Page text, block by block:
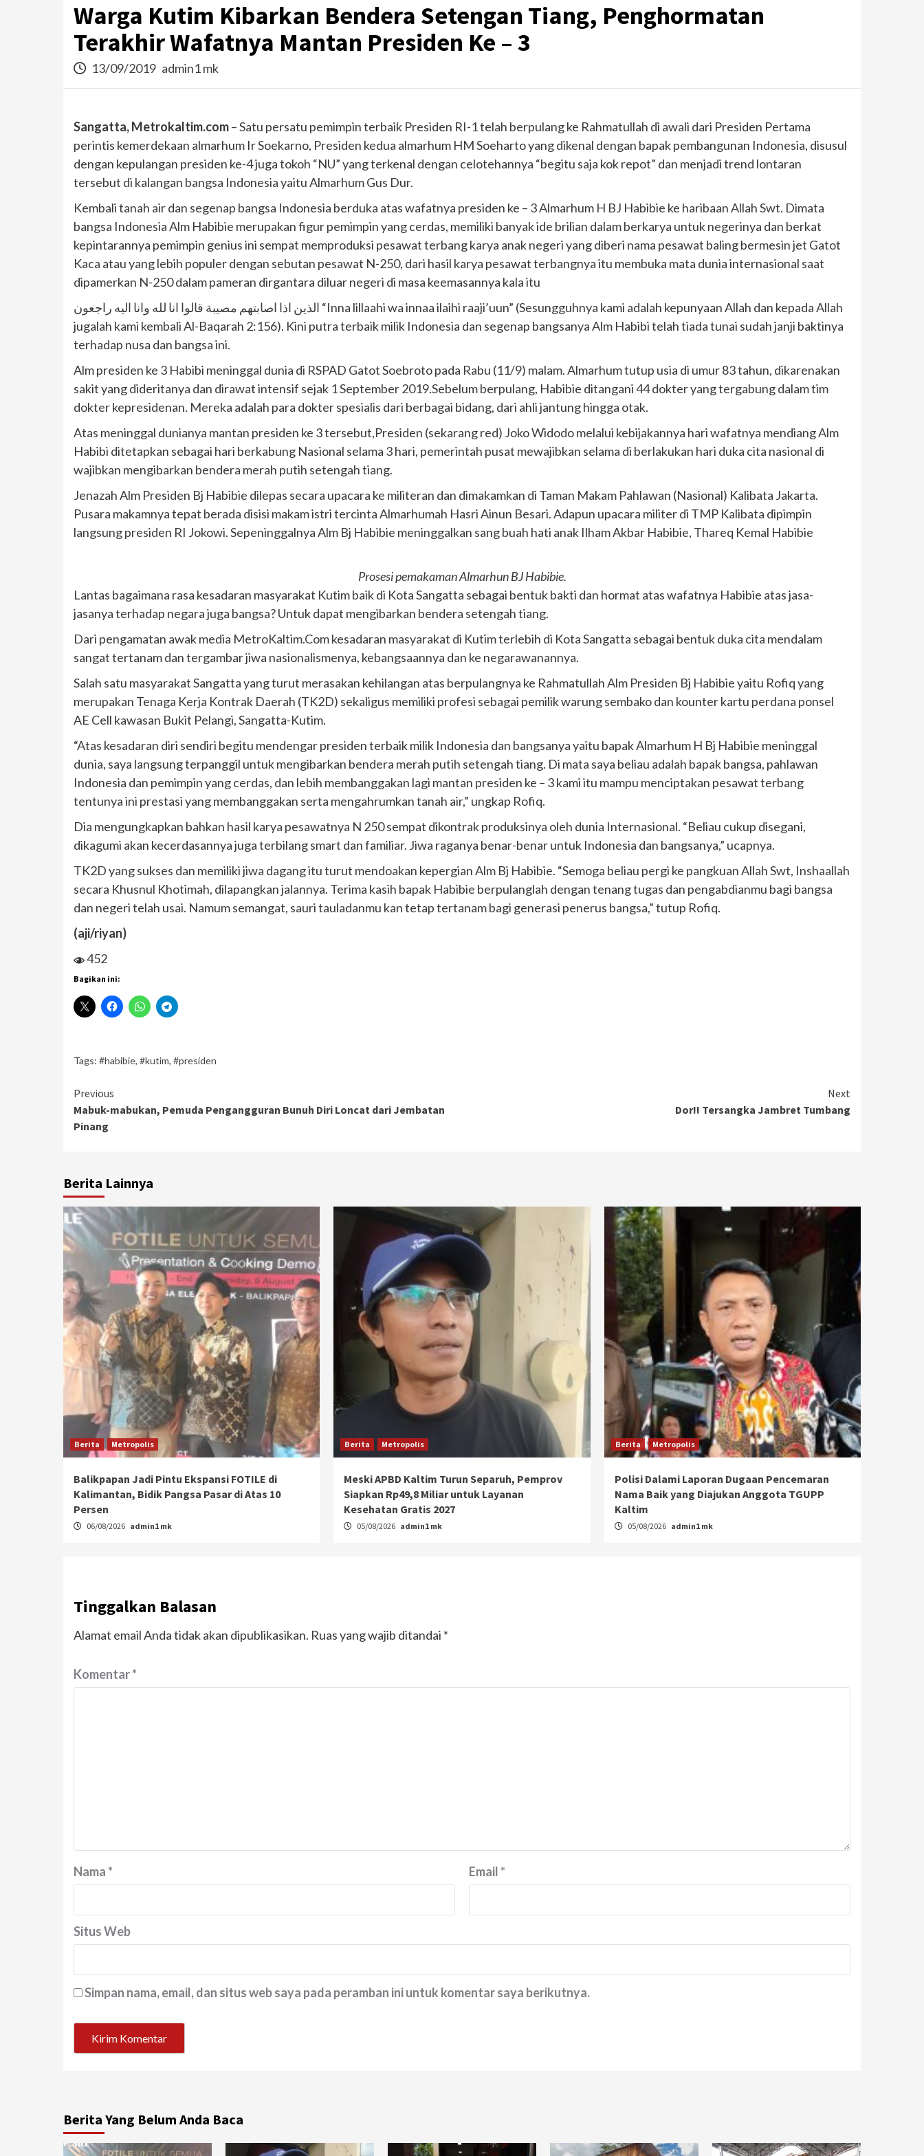
Warga Kutim Kibarkan Bendera Setengan Tiang, Penghormatan
Terakhir Wafatnya Mantan Presiden Ke – 3
13/09/2019 admin1 mk
Sangatta, Metrokaltim.com– Satu persatu pemimpin terbaik Presiden RI-1 telah berpulang ke Rahmatullah di awali dari Presiden Pertama
perintis kemerdekaan almarhum Ir Soekarno, Presiden kedua almarhum HM Soeharto yang dikenal dengan bapak pembangunan Indonesia, disusul
dengan kepulangan presiden ke-4 juga tokoh “NU” yang terkenal dengan celotehannya “begitu saja kok repot” dan menjadi trend lontaran
tersebut di kalangan bangsa Indonesia yaitu Almarhum Gus Dur.
Kembali tanah air dan segenap bangsa Indonesia berduka atas wafatnya presiden ke – 3 Almarhum H BJ Habibie ke haribaan Allah Swt. Dimata
bangsa Indonesia Alm Habibie merupakan figur pemimpin yang cerdas, memiliki banyak ide brilian dalam berkarya untuk negerinya dan berkat
kepintarannya pemimpin genius ini sempat memproduksi pesawat terbang karya anak negeri yang diberi nama pesawat baling bermesin jet Gatot
Kaca atau yang lebih populer dengan sebutan pesawat N-250, dari hasil karya pesawat terbangnya itu membuka mata dunia internasional saat
dipamerkan N-250 dalam pameran dirgantara diluar negeri di masa keemasannya kala itu
الذين اذا اصابتهم مصيبة قالوا انا لله وانا اليه راجعون “Inna lillaahi wa innaa ilaihi raaji’uun” (Sesungguhnya kami adalah kepunyaan Allah dan kepada Allah
jugalah kami kembali Al-Baqarah 2:156). Kini putra terbaik milik Indonesia dan segenap bangsanya Alm Habibi telah tiada tunai sudah janji baktinya
terhadap nusa dan bangsa ini.
Alm presiden ke 3 Habibi meninggal dunia di RSPAD Gatot Soebroto pada Rabu (11/9) malam. Almarhum tutup usia di umur 83 tahun, dikarenakan
sakit yang dideritanya dan dirawat intensif sejak 1 September 2019.Sebelum berpulang, Habibie ditangani 44 dokter yang tergabung dalam tim
dokter kepresidenan. Mereka adalah para dokter spesialis dari berbagai bidang, dari ahli jantung hingga otak.
Atas meninggal dunianya mantan presiden ke 3 tersebut,Presiden (sekarang red) Joko Widodo melalui kebijakannya hari wafatnya mendiang Alm
Habibi ditetapkan sebagai hari berkabung Nasional selama 3 hari, pemerintah pusat mewajibkan selama di berlakukan hari duka cita nasional di
wajibkan mengibarkan bendera merah putih setengah tiang.
Jenazah Alm Presiden Bj Habibie dilepas secara upacara ke militeran dan dimakamkan di Taman Makam Pahlawan (Nasional) Kalibata Jakarta.
Pusara makamnya tepat berada disisi makam istri tercinta Almarhumah Hasri Ainun Besari. Adapun upacara militer di TMP Kalibata dipimpin
langsung presiden RI Jokowi. Sepeninggalnya Alm Bj Habibie meninggalkan sang buah hati anak Ilham Akbar Habibie, Thareq Kemal Habibie
Prosesi pemakaman Almarhun BJ Habibie.
Lantas bagaimana rasa kesadaran masyarakat Kutim baik di Kota Sangatta sebagai bentuk bakti dan hormat atas wafatnya Habibie atas jasa-
jasanya terhadap negara juga bangsa? Untuk dapat mengibarkan bendera setengah tiang.
Dari pengamatan awak media MetroKaltim.Com kesadaran masyarakat di Kutim terlebih di Kota Sangatta sebagai bentuk duka cita mendalam
sangat tertanam dan tergambar jiwa nasionalismenya, kebangsaannya dan ke negarawanannya.
Salah satu masyarakat Sangatta yang turut merasakan kehilangan atas berpulangnya ke Rahmatullah Alm Presiden Bj Habibie yaitu Rofiq yang
merupakan Tenaga Kerja Kontrak Daerah (TK2D) sekaligus memiliki profesi sebagai pemilik warung sembako dan kounter kartu perdana ponsel
AE Cell kawasan Bukit Pelangi, Sangatta-Kutim.
“Atas kesadaran diri sendiri begitu mendengar presiden terbaik milik Indonesia dan bangsanya yaitu bapak Almarhum H Bj Habibie meninggal
dunia, saya langsung terpanggil untuk mengibarkan bendera merah putih setengah tiang. Di mata saya beliau adalah bapak bangsa, pahlawan
Indonesia dan pemimpin yang cerdas, dan lebih membanggakan lagi mantan presiden ke – 3 kami itu mampu menciptakan pesawat terbang
tentunya ini prestasi yang membanggakan serta mengahrumkan tanah air,” ungkap Rofiq.
Dia mengungkapkan bahkan hasil karya pesawatnya N 250 sempat dikontrak produksinya oleh dunia Internasional. “Beliau cukup disegani,
dikagumi akan kecerdasannya juga terbilang smart dan familiar. Jiwa raganya benar-benar untuk Indonesia dan bangsanya,” ucapnya.
TK2D yang sukses dan memiliki jiwa dagang itu turut mendoakan kepergian Alm Bj Habibie. “Semoga beliau pergi ke pangkuan Allah Swt, Inshaallah
secara Khusnul Khotimah, dilapangkan jalannya. Terima kasih bapak Habibie berpulanglah dengan tenang tugas dan pengabdianmu bagi bangsa
dan negeri telah usai. Namum semangat, sauri tauladanmu kan tetap tertanam bagi generasi penerus bangsa,” tutup Rofiq.
(aji/riyan)
452
Bagikan ini:
Tags: #habibie, #kutim, #presiden
Continue
Reading
Previous
Mabuk-mabukan, Pemuda Pengangguran Bunuh Diri Loncat dari Jembatan
Pinang
Next
Dor!! Tersangka Jambret Tumbang
Berita Lainnya
Berita Metropolis
Balikpapan Jadi Pintu Ekspansi FOTILE di
Kalimantan, Bidik Pangsa Pasar di Atas 10
Persen
06/08/2026 admin1 mk
Berita Metropolis
Meski APBD Kaltim Turun Separuh, Pemprov
Siapkan Rp49,8 Miliar untuk Layanan
Kesehatan Gratis 2027
05/08/2026 admin1 mk
Berita Metropolis
Polisi Dalami Laporan Dugaan Pencemaran
Nama Baik yang Diajukan Anggota TGUPP
Kaltim
05/08/2026 admin1 mk
Tinggalkan Balasan
Alamat email Anda tidak akan dipublikasikan. Ruas yang wajib ditandai *
Komentar*
Nama* Email*
Situs Web
Simpan nama, email, dan situs web saya pada peramban ini untuk komentar saya berikutnya.
Berita Yang Belum Anda Baca